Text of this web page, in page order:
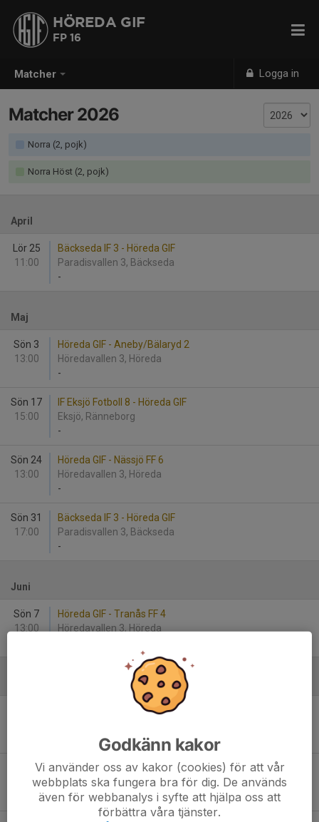
Matcher Logga in
HÖREDA GIF
FP 16
Matcher 2026
Norra (2, pojk)
Norra Höst (2, pojk)
April
Lör 25
11:00
Bäckseda IF 3 - Höreda GIF
Paradisvallen 3, Bäckseda
-
Maj
Sön 3
13:00
Höreda GIF - Aneby/Bälaryd 2
Höredavallen 3, Höreda
-
Sön 17
15:00
IF Eksjö Fotboll 8 - Höreda GIF
Eksjö, Ränneborg
-
Sön 24
13:00
Höreda GIF - Nässjö FF 6
Höredavallen 3, Höreda
-
Sön 31
17:00
Bäckseda IF 3 - Höreda GIF
Paradisvallen 3, Bäckseda
-
Juni
Sön 7
13:00
Höreda GIF - Tranås FF 4
Höredavallen 3, Höreda
Höreda GIF - IF Eksjö Fotboll 8
Sön 23
11:00
Hvetlanda GIF 2 - Höreda GIF
Nydala IP 2, Vetlanda
-
Godkänn kakor
Vi använder oss av kakor (cookies) för att vår
webbplats ska fungera bra för dig. De används
även för webbanalys i syfte att hjälpa oss att
förbättra våra tjänster.